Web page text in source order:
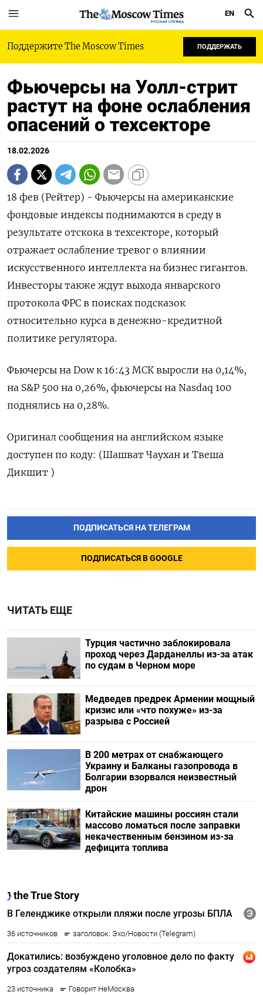
РУССКАЯ СЛУЖБА
EN
Поддержите The Moscow Times ПОДДЕРЖАТЬ
Фьючерсы на Уолл-стрит
растут на фоне ослабления
опасений о техсекторе
18.02.2026
18 фев (Рейтер) - Фьючерсы на американские
фондовые индексы ‌поднимаются в среду в
результате отскока в ​техсекторе, который ​
отражает ​ослабление тревог ⁠о ‌влиянии
искусственного интеллекта на ‌бизнес гигантов.
Инвесторы также ​ждут выхода январского
‌протокола ФРС в ​поисках подсказок
относительно ‌курса в денежно-кредитной
политике регулятора.
Фьючерсы на ​Dow ​к ‌16:43 МСК ​выросли на 0,14%,
на S&P 500 на 0,26%, фьючерсы на Nasdaq ​100
⁠поднялись на 0,28%.
Оригинал сообщения ‌на английском языке
‌доступен по коду: (​Шашват Чаухан и ‌Твеша
Дикшит )
ПОДПИСАТЬСЯ НА ТЕЛЕГРАМ
ПОДПИСАТЬСЯ В GOOGLE
ЧИТАТЬ ЕЩЕ
Турция частично заблокировала
проход через Дарданеллы из-за атак
по судам в Черном море
Медведев предрек Армении мощный
кризис или «что похуже» из-за
разрыва с Россией
В 200 метрах от снабжающего
Украину и Балканы газопровода в
Болгарии взорвался неизвестный
дрон
Китайские машины россиян стали
массово ломаться после заправки
некачественным бензином из-за
дефицита топлива